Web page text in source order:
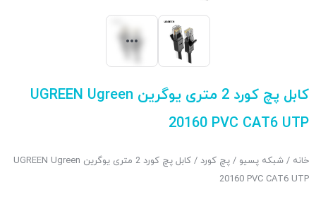
کابل پچ کورد 2 متری یوگرین UGREEN Ugreen
20160 PVC CAT6 UTP
خانه / شبکه پسیو / پچ کورد
/ کابل پچ کورد 2 متری یوگرین UGREEN Ugreen
20160 PVC CAT6 UTP